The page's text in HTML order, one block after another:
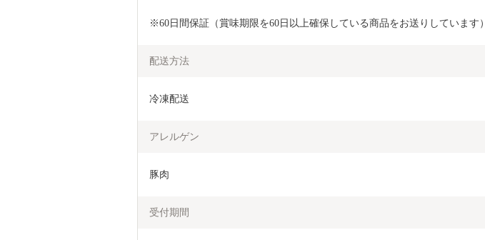
※60日間保証（賞味期限を60日以上確保している商品をお送りしています）
配送方法
冷凍配送
アレルゲン
豚肉
受付期間